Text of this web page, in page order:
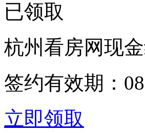
已领取
杭州看房网现
签约有效期：
立即领取